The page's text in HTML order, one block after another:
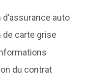
auto
de carte grise
du contrat